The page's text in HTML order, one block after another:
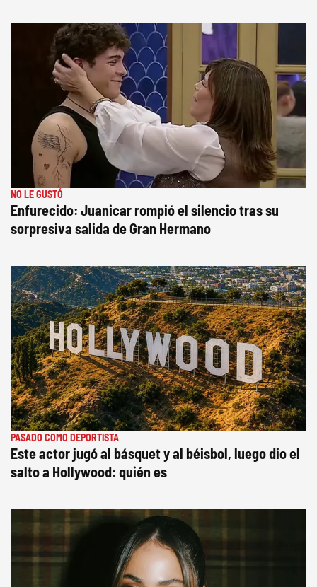
NO LE GUSTÓ
Enfurecido: Juanicar rompió el silencio tras su
sorpresiva salida de Gran Hermano
PASADO COMO DEPORTISTA
Este actor jugó al básquet y al béisbol, luego dio el
salto a Hollywood: quién es